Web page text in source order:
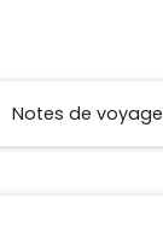
Notes de voyage